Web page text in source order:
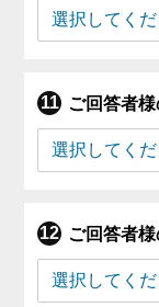
ご回答者様
ご回答者